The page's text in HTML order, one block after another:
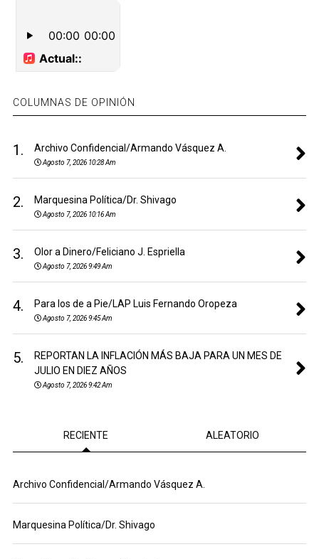
COLUMNAS DE OPINIÓN
1. Archivo Confidencial/Armando Vásquez A.
Agosto 7, 2026 10:28 Am
2. Marquesina Política/Dr. Shivago
Agosto 7, 2026 10:16 Am
3. Olor a Dinero/Feliciano J. Espriella
Agosto 7, 2026 9:49 Am
4. Para los de a Pie/LAP Luis Fernando Oropeza
Agosto 7, 2026 9:45 Am
5.
REPORTAN LA INFLACIÓN MÁS BAJA PARA UN MES DE
JULIO EN DIEZ AÑOS
Agosto 7, 2026 9:42 Am
RECIENTE ALEATORIO
Archivo Confidencial/Armando Vásquez A.
Marquesina Política/Dr. Shivago